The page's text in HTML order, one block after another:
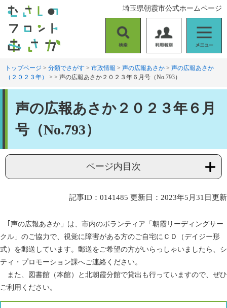
。
て
索
用
者
別
ニ
ュ
埼玉県朝霞市公式ホームページ
トップページ > 分類でさがす > 市政情報 > 声の広報あさか > 声の広報あさか
（２０２３年）
> > 声の広報あさか２０２３年６月号（No.793）
声の広報あさか２０２３年６月
号（No.793）
ページ内目次
記事ID：0141485 更新日：2023年5月31日更新
｢声の広報あさか」は、市内のボランティア「朝霞リーディングサー
クル」のご協力で、視覚に障害がある方のご自宅にＣＤ（デイジー形
式）を郵送しています。郵送をご希望の方がいらっしゃいましたら、シ
ティ・プロモーション課へご連絡ください。
また、図書館（本館）と北朝霞分館で貸出も行っていますので、ぜひ
ご利用ください。